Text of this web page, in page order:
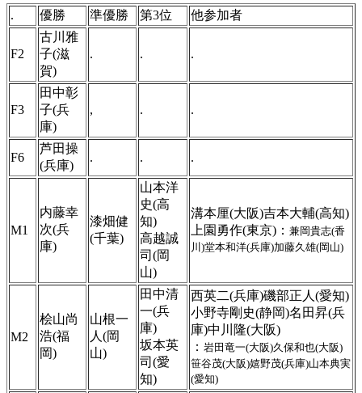
. 優勝 準優勝 第3位 他参加者
F2
古川雅
子(滋
賀)
. . .
F3
田中彰
子(兵
庫)
, . .
F6
芦田操
(兵庫)
. . .
M1
内藤幸
次(兵
庫)
漆畑健
(千葉)
山本洋
史(高
知)
高越誠
司(岡
山)
溝本厘(大阪)吉本大輔(高知)
上園勇作(東京)： 兼岡貴志(香
川)堂本和洋(兵庫)加藤久雄(岡山)
M2
桧山尚
浩(福
岡)
山根一
人(岡
山)
田中清
一(兵
庫)
坂本英
司(愛
知)
西英二(兵庫)磯部正人(愛知)
小野寺剛史(静岡)名田昇(兵
庫)中川隆(大阪)
： 岩田竜一(大阪)久保和也(大阪)
笹谷茂(大阪)嬉野茂(兵庫)山本典実
(愛知)